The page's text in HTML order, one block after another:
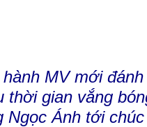
MV mới
thời gian vắng
Ngọc Ánh tới